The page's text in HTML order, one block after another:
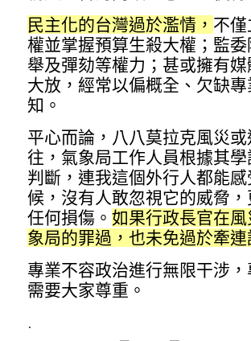
民主化的台灣過於濫情， 不
權並掌握預算生殺大權；監
舉及彈劾等權力；甚或擁有
大放，經常以偏概全、欠缺
知。
平心而論，八八莫拉克風災
往，氣象局工作人員根據其
判斷，連我這個外行人都能
候，沒有人敢忽視它的威脅
任何損傷。 如果行政長官在
象局的罪過，也未免過於牽
專業不容政治進行無限干涉
需要大家尊重。
.